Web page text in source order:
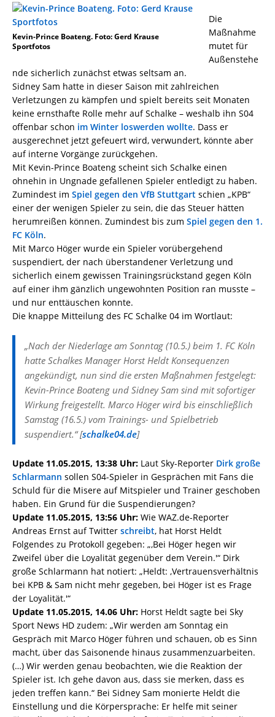
Kevin-Prince Boateng. Foto: Gerd Krause
Sportfotos
Die
Maßnahme
mutet für
Außenstehe
nde sicherlich zunächst etwas seltsam an.
Sidney Sam hatte in dieser Saison mit zahlreichen
Verletzungen zu kämpfen und spielt bereits seit Monaten
keine ernsthafte Rolle mehr auf Schalke – weshalb ihn S04
offenbar schon im Winter loswerden wollte. Dass er
ausgerechnet jetzt gefeuert wird, verwundert, könnte aber
auf interne Vorgänge zurückgehen.
Mit Kevin-Prince Boateng scheint sich Schalke einen
ohnehin in Ungnade gefallenen Spieler entledigt zu haben.
Zumindest im Spiel gegen den VfB Stuttgart schien „KPB“
einer der wenigen Spieler zu sein, die das Steuer hätten
herumreißen können. Zumindest bis zum Spiel gegen den 1.
FC Köln.
Mit Marco Höger wurde ein Spieler vorübergehend
suspendiert, der nach überstandener Verletzung und
sicherlich einem gewissen Trainingsrückstand gegen Köln
auf einer ihm gänzlich ungewohnten Position ran musste –
und nur enttäuschen konnte.
Die knappe Mitteilung des FC Schalke 04 im Wortlaut:
„Nach der Niederlage am Sonntag (10.5.) beim 1. FC Köln
hatte Schalkes Manager Horst Heldt Konsequenzen
angekündigt, nun sind die ersten Maßnahmen festgelegt:
Kevin-Prince Boateng und Sidney Sam sind mit sofortiger
Wirkung freigestellt. Marco Höger wird bis einschließlich
Samstag (16.5.) vom Trainings- und Spielbetrieb
suspendiert.“ [schalke04.de]
Update 11.05.2015, 13:38 Uhr: Laut Sky-Reporter Dirk große
Schlarmann sollen S04-Spieler in Gesprächen mit Fans die
Schuld für die Misere auf Mitspieler und Trainer geschoben
haben. Ein Grund für die Suspendierungen?
Update 11.05.2015, 13:56 Uhr: Wie WAZ.de-Reporter
Andreas Ernst auf Twitter schreibt, hat Horst Heldt
Folgendes zu Protokoll gegeben: „‚Bei Höger hegen wir
Zweifel über die Loyalität gegenüber dem Verein.'“ Dirk
große Schlarmann hat notiert: „Heldt: ‚Vertrauensverhältnis
bei KPB & Sam nicht mehr gegeben, bei Höger ist es Frage
der Loyalität.'“
Update 11.05.2015, 14.06 Uhr: Horst Heldt sagte bei Sky
Sport News HD zudem: „Wir werden am Sonntag ein
Gespräch mit Marco Höger führen und schauen, ob es Sinn
macht, über das Saisonende hinaus zusammenzuarbeiten.
(…) Wir werden genau beobachten, wie die Reaktion der
Spieler ist. Ich gehe davon aus, dass sie merken, dass es
jeden treffen kann.“ Bei Sidney Sam monierte Heldt die
Einstellung und die Körpersprache: Er helfe mit seiner